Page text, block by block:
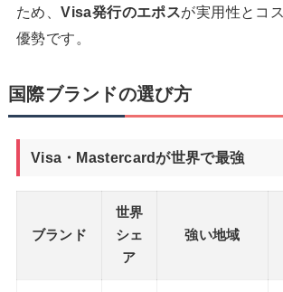
ため、Visa発行のエポスが実用性とコ
優勢です。
国際ブランドの選び方
Visa・Mastercardが世界で最強
ブランド
世界
シェ
ア
強い地域